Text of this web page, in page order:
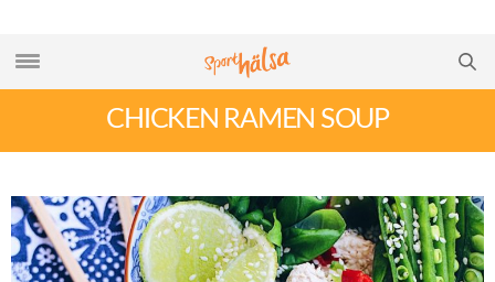
CHICKEN RAMEN SOUP